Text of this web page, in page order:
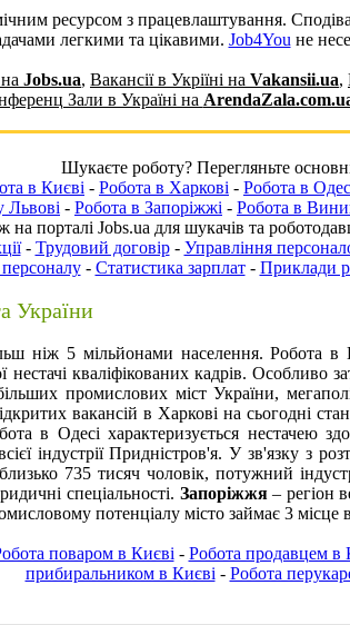
ресурсом з працевлаштування.
легкими та цікавими. Job4You не
Jobs.ua, Вакансії в Укріїні на Vakansii.ua,
Зали в Україні на
Шукаєте роботу? Перегляньте
в Києві - Робота в Харкові - Робота в
Львові - Робота в Запоріжжі - Робота в
на порталі Jobs.ua для шукачів та
- Трудовий договір- Управління
персоналу- Статистика зарплат- Приклади
України
ніж 5 мільйонами населення.Робота в
нестачі кваліфікованих кадрів. Особливо
промислових міст України,
вакансій в Харкові на сьогодні
в Одесі характеризується нестачею
індустрії Придністров'я. У зв'язку з
735 тисяч чоловік, потужний
спеціальності. Запоріжжя– регіон
потенціалу місто займає 3 місце
поваром в Києві - Робота продавцем в
прибиральником в Києві - Робота